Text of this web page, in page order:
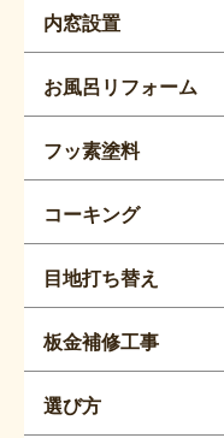
内窓設置
お風呂リフォーム
フッ素塗料
コーキング
目地打ち替え
板金補修工事
選び方